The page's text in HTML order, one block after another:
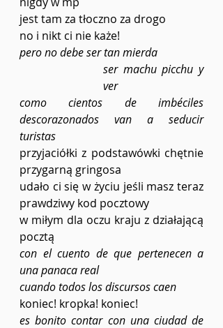
jest tam za tłoczno za drogo
no i nikt ci nie każe!
pero no debe ser tan mierda
ser machu picchu y
ver
como cientos de imbéciles
descorazonados van a seducir
turistas
przyjaciółki z podstawówki chętnie
przygarną gringosa
udało ci się w życiu jeśli masz teraz
prawdziwy kod pocztowy
w miłym dla oczu kraju z działającą
pocztą
con el cuento de que pertenecen a
una panaca real
cuando todos los discursos caen
koniec! kropka! koniec!
es bonito contar con una ciudad de